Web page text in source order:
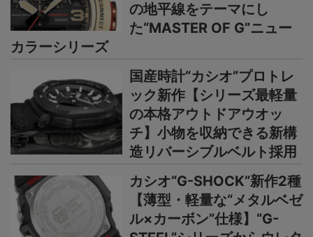
の地平線をテーマにし
た“MASTER OF G”ニュー
カラーシリーズ
国産時計“カシオ”プロトレ
ック新作【シリーズ最軽量
の本格アウトドアウオッ
チ】小物を収納できる新構
造リバーシブルベルト採用
カシオ“G-SHOCK”新作2種
【薄型・軽量な“メタルベゼ
ル×カーボン”仕様】“G-